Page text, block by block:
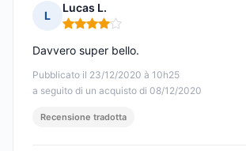
L
Lucas L.
Nota: 4 su 5
Pubblicato il 23/12/2020 à 10h25
a seguito di un acquisto di 08/12/2020
Davvero super bello.
Recensione tradotta